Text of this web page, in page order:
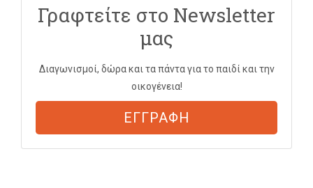
Γραφτείτε στο Newsletter
μας
Διαγωνισμοί, δώρα και τα πάντα για το παιδί και την
οικογένεια!
ΕΓΓΡΑΦΗ